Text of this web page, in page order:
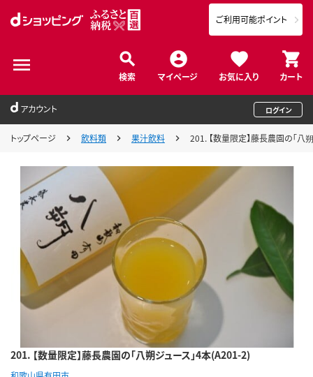
検索 マイページ お気に入り カート
ご利用可能ポイント
アカウント ログイン
トップページ 飲料類 果汁飲料 201. 【数量限定】藤長農園の「八
201. 【数量限定】藤長農園の「八朔ジュース」4本(A201-2)